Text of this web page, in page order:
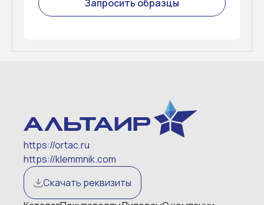
Запросить образцы
https://ortac.ru
https://klemmnik.com
Скачать реквизиты